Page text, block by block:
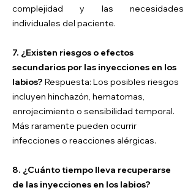
complejidad y las necesidades
individuales del paciente.
7. ¿Existen riesgos o efectos
secundarios por las inyecciones en los
labios? Respuesta: Los posibles riesgos
incluyen hinchazón, hematomas,
enrojecimiento o sensibilidad temporal.
Más raramente pueden ocurrir
infecciones o reacciones alérgicas.
8. ¿Cuánto tiempo lleva recuperarse
de las inyecciones en los labios?